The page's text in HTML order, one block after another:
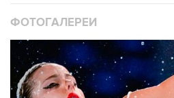
ФОТОГАЛЕРЕИ